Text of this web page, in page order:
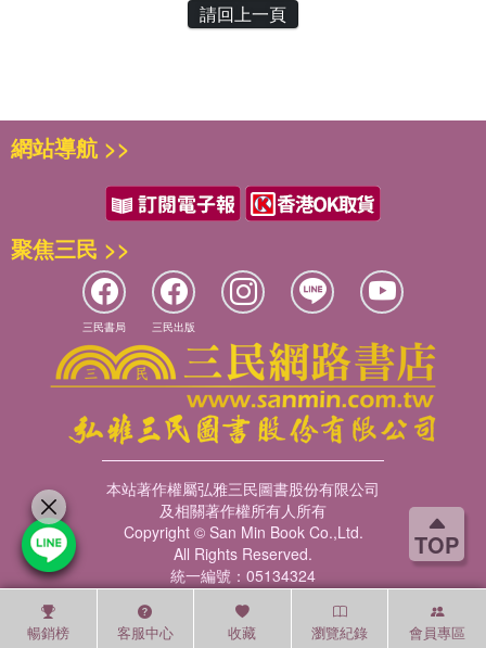
TOP
請回上一頁
暢銷榜 客服中心 收藏 瀏覽紀錄 會員專區
網站導航 >>
聚焦三民 >>
三民書局 三民出版
本站著作權屬弘雅三民圖書股份有限公司
及相關著作權所有人所有
Copyright © San Min Book Co.,Ltd.
All Rights Reserved.
統一編號：05134324